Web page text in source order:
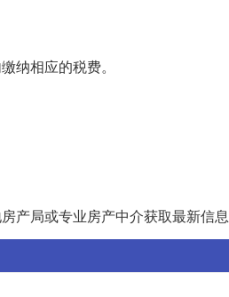
纳相应的税费。
产局或专业房产中介获取最新信息